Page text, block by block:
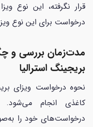
قرار نگرفته، این نوع
درخواست برای این نوع
مدت‌زمان بررسی و
بریجینگ استرالیا
کاغذی انجام